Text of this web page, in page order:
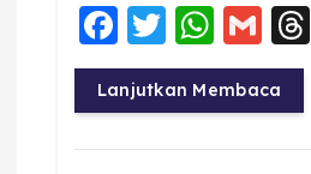
F
a
c
e
T
w
it
te
W
h
a
ts
G
m
ai
l
Lanjutkan Membaca